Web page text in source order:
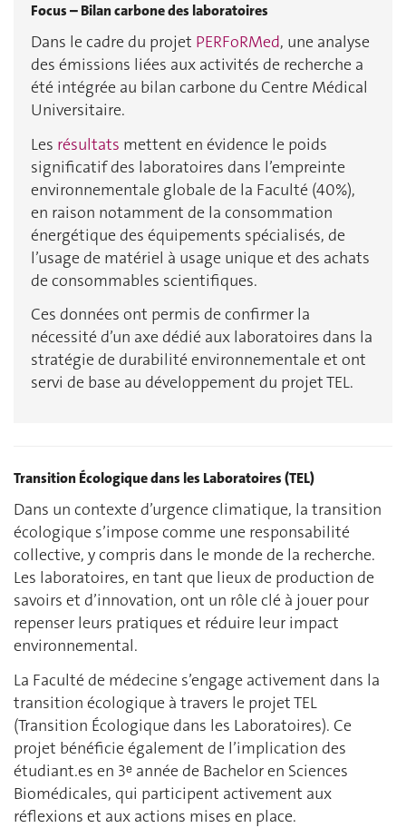
Focus – Bilan carbone des laboratoires
Dans le cadre du projet PERFoRMed, une analyse
des émissions liées aux activités de recherche a
été intégrée au bilan carbone du Centre Médical
Universitaire.
Les résultats mettent en évidence le poids
significatif des laboratoires dans l’empreinte
environnementale globale de la Faculté (40%),
en raison notamment de la consommation
énergétique des équipements spécialisés, de
l’usage de matériel à usage unique et des achats
de consommables scientifiques.
Ces données ont permis de confirmer la
nécessité d’un axe dédié aux laboratoires dans la
stratégie de durabilité environnementale et ont
servi de base au développement du projet TEL.
Transition Écologique dans les Laboratoires (TEL)
Dans un contexte d’urgence climatique, la transition
écologique s’impose comme une responsabilité
collective, y compris dans le monde de la recherche.
Les laboratoires, en tant que lieux de production de
savoirs et d’innovation, ont un rôle clé à jouer pour
repenser leurs pratiques et réduire leur impact
environnemental.
La Faculté de médecine s’engage activement dans la
transition écologique à travers le projet TEL
(Transition Écologique dans les Laboratoires). Ce
projet bénéficie également de l’implication des
étudiant.es en 3ᵉ année de Bachelor en Sciences
Biomédicales, qui participent activement aux
réflexions et aux actions mises en place.